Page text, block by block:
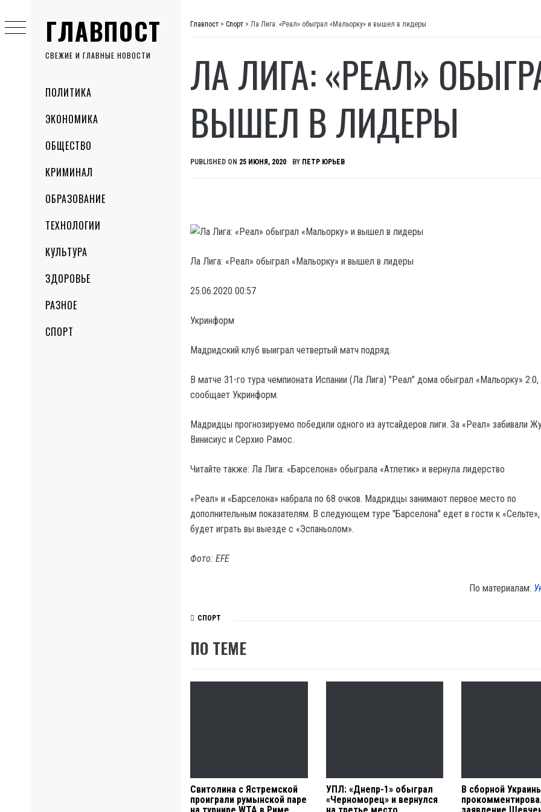
ГЛАВПОСТ
СВЕЖИЕ И ГЛАВНЫЕ НОВОСТИ
MenuПОЛИТИКА
ЭКОНОМИКА
ОБЩЕСТВО
КРИМИНАЛ
ОБРАЗОВАНИЕ
ТЕХНОЛОГИИ
КУЛЬТУРА
ЗДОРОВЬЕ
РАЗНОЕ
СПОРТ
to
content
Главпост > Спорт > Ла Лига: «Реал» обыграл «Мальорку» и вышел в лидеры
ЛА ЛИГА: «РЕАЛ»
ВЫШЕЛ В ЛИДЕРЫ
PUBLISHED ON 25 ИЮНЯ, 2020 BY ПЕТР ЮРЬЕВ
Ла Лига: «Реал» обыграл «Мальорку» и вышел в лидеры
25.06.2020 00:57
Укринформ
Мадридский клуб выиграл четвертый матч подряд.
В матче 31-го тура чемпионата Испании (Ла Лига) "Реал" дома обыграл «Мальорку» 2:0,
сообщает Укринформ.
Мадридцы прогнозируемо победили одного из аутсайдеров лиги. За «Реал» забивали
Винисиус и Серхио Рамос.
Читайте также: Ла Лига: «Барселона» обыграла «Атлетик» и вернула лидерство
«Реал» и «Барселона» набрала по 68 очков. Мадридцы занимают первое место по
дополнительным показателям. В следующем туре "Барселона" едет в гости к
будет играть вы выезде с «Эспаньолом».
Фото: EFE
По материалам:
СПОРТ
ПО ТЕМЕ
Свитолина с Ястремской
проиграли румынской паре
УПЛ: «Днепр-1» обыграл
«Черноморец» и вернулся
В сборной